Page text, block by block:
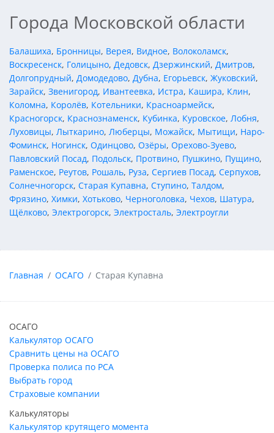
Города Московской области
Балашиха, Бронницы, Верея, Видное, Волоколамск,
Воскресенск, Голицыно, Дедовск, Дзержинский, Дмитров,
Долгопрудный, Домодедово, Дубна, Егорьевск, Жуковский,
Зарайск, Звенигород, Ивантеевка, Истра, Кашира, Клин,
Коломна, Королёв, Котельники, Красноармейск,
Красногорск, Краснознаменск, Кубинка, Куровское, Лобня,
Луховицы, Лыткарино, Люберцы, Можайск, Мытищи, Наро-
Фоминск, Ногинск, Одинцово, Озёры, Орехово-Зуево,
Павловский Посад, Подольск, Протвино, Пушкино, Пущино,
Раменское, Реутов, Рошаль, Руза, Сергиев Посад, Серпухов,
Солнечногорск, Старая Купавна, Ступино, Талдом,
Фрязино, Химки, Хотьково, Черноголовка, Чехов, Шатура,
Щёлково, Электрогорск, Электросталь, Электроугли
Главная ОСАГО Старая Купавна
ОСАГО
Калькулятор ОСАГО
Сравнить цены на ОСАГО
Проверка полиса по РСА
Выбрать город
Страховые компании
Калькуляторы
Калькулятор крутящего момента